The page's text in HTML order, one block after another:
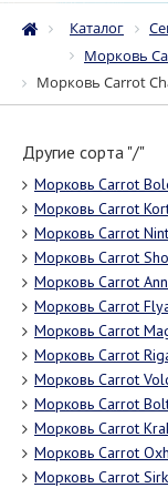
Каталог
Морковь
Морковь Carrot
Другие сорта "/"
Морковь Carrot
Морковь Carrot
Морковь Carrot
Морковь Carrot
Морковь Carrot
Морковь Carrot
Морковь Carrot
Морковь Carrot
Морковь Carrot
Морковь Carrot
Морковь Carrot
Морковь Carrot
Морковь Carrot